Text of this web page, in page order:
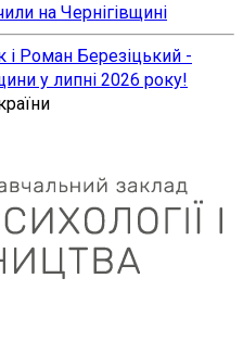
на Чернігівщині
і Роман Березіцький -
у липні 2026 року!